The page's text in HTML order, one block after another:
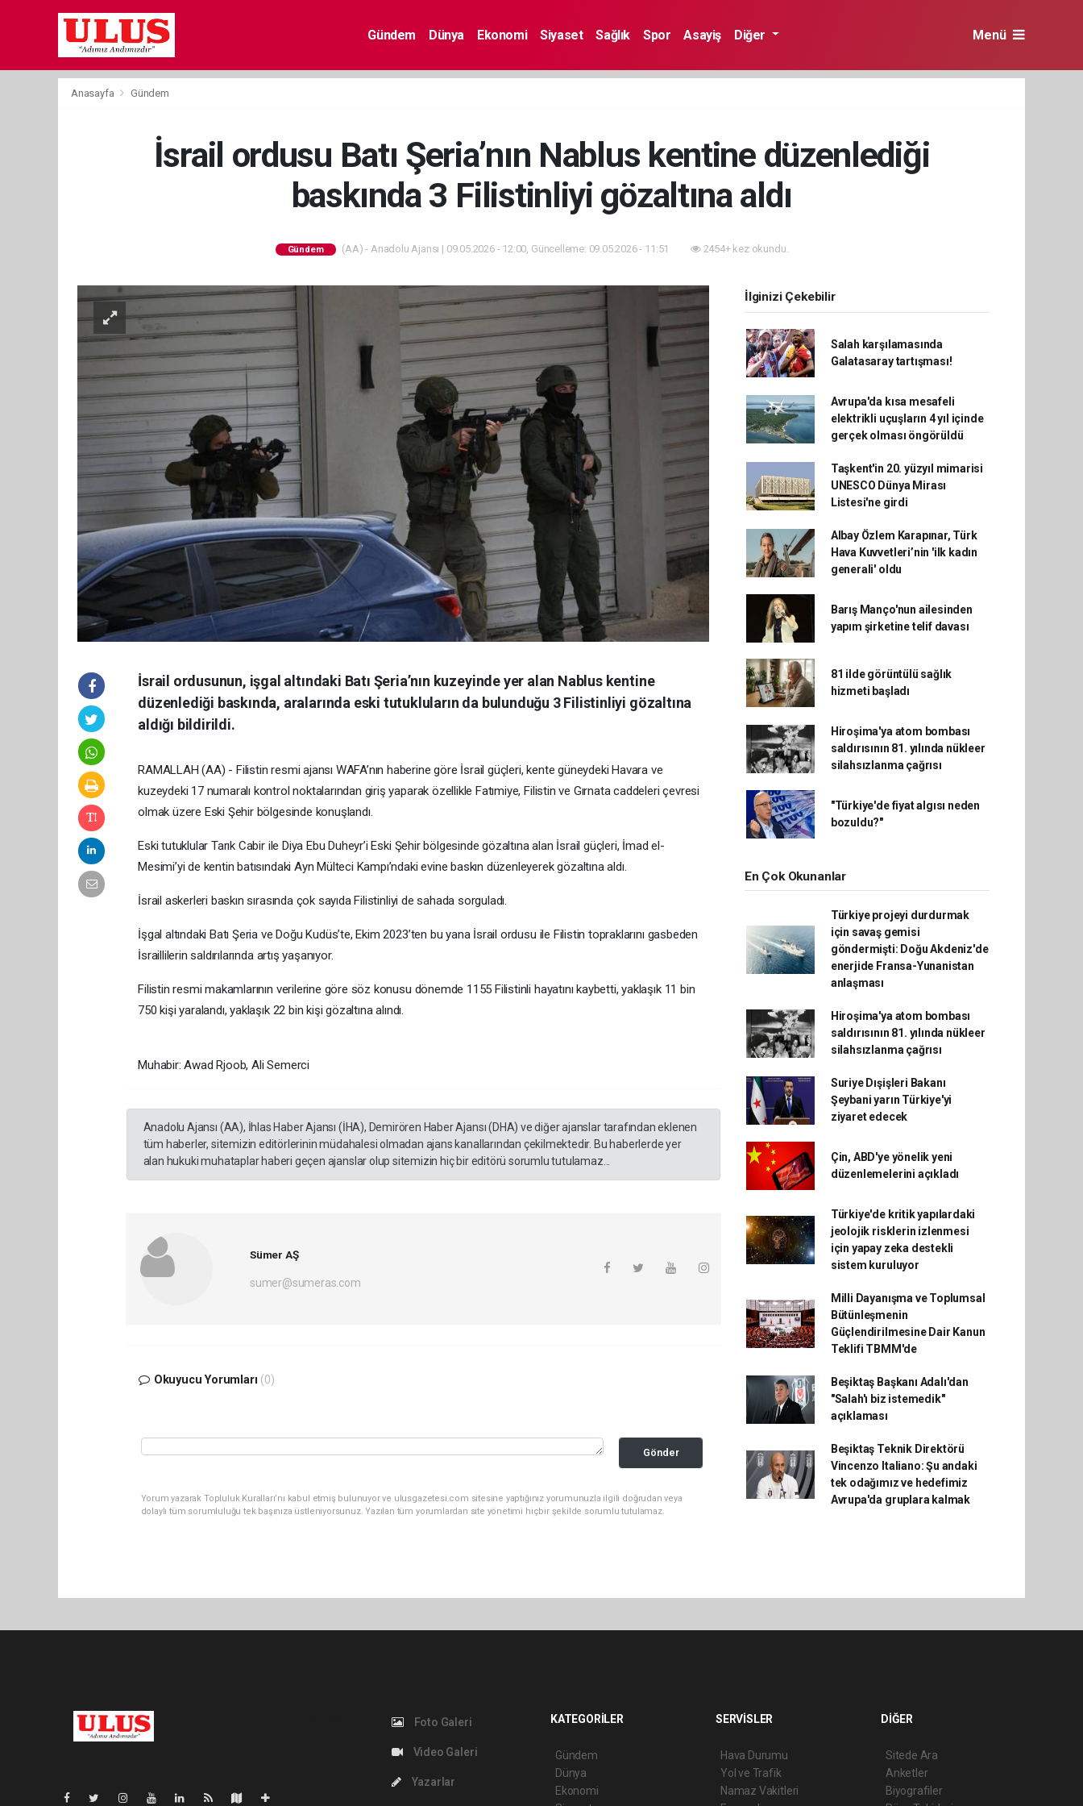
Gündem Dünya Ekonomi Siyaset Sağlık Spor Asayiş Diğer Menü
Anasayfa Gündem
İsrail ordusu Batı Şeria’nın Nablus kentine düzenlediği
baskında 3 Filistinliyi gözaltına aldı
Gündem (AA) - Anadolu Ajansı | 09.05.2026 - 12:00, Güncelleme: 09.05.2026 - 11:51 2454+ kez okundu.
İsrail ordusunun, işgal altındaki Batı Şeria’nın kuzeyinde yer alan Nablus kentine
düzenlediği baskında, aralarında eski tutukluların da bulunduğu 3 Filistinliyi gözaltına
aldığı bildirildi.
RAMALLAH (AA) - Filistin resmi ajansı WAFA’nın haberine göre İsrail güçleri, kente güneydeki Havara ve
kuzeydeki 17 numaralı kontrol noktalarından giriş yaparak özellikle Fatımiye, Filistin ve Gırnata caddeleri çevresi
olmak üzere Eski Şehir bölgesinde konuşlandı.
Eski tutuklular Tarık Cabir ile Diya Ebu Duheyr’i Eski Şehir bölgesinde gözaltına alan İsrail güçleri, İmad el-
Mesimi’yi de kentin batısındaki Ayn Mülteci Kampı’ndaki evine baskın düzenleyerek gözaltına aldı.
İsrail askerleri baskın sırasında çok sayıda Filistinliyi de sahada sorguladı.
İşgal altındaki Batı Şeria ve Doğu Kudüs’te, Ekim 2023’ten bu yana İsrail ordusu ile Filistin topraklarını gasbeden
İsraillilerin saldırılarında artış yaşanıyor.
Filistin resmi makamlarının verilerine göre söz konusu dönemde 1155 Filistinli hayatını kaybetti, yaklaşık 11 bin
750 kişi yaralandı, yaklaşık 22 bin kişi gözaltına alındı.
Muhabir: Awad Rjoob, Ali Semerci
Anadolu Ajansı (AA), İhlas Haber Ajansı (İHA), Demirören Haber Ajansı (DHA) ve diğer ajanslar tarafından eklenen
tüm haberler, sitemizin editörlerinin müdahalesi olmadan ajans kanallarından çekilmektedir. Bu haberlerde yer
alan hukuki muhataplar haberi geçen ajanslar olup sitemizin hiç bir editörü sorumlu tutulamaz...
Sümer AŞ
sumer@sumeras.com
Okuyucu Yorumları (0)
Gönder
Yorum yazarak Topluluk Kuralları’nı kabul etmiş bulunuyor ve ulusgazetesi.com sitesine yaptığınız yorumunuzla ilgili doğrudan veya
dolaylı tüm sorumluluğu tek başınıza üstleniyorsunuz. Yazılan tüm yorumlardan site yönetimi hiçbir şekilde sorumlu tutulamaz.
İlginizi Çekebilir
Salah karşılamasında
Galatasaray tartışması!
Avrupa'da kısa mesafeli
elektrikli uçuşların 4 yıl içinde
gerçek olması öngörüldü
Taşkent'in 20. yüzyıl mimarisi
UNESCO Dünya Mirası
Listesi'ne girdi
Albay Özlem Karapınar, Türk
Hava Kuvvetleri’nin 'ilk kadın
generali' oldu
Barış Manço'nun ailesinden
yapım şirketine telif davası
81 ilde görüntülü sağlık
hizmeti başladı
Hiroşima'ya atom bombası
saldırısının 81. yılında nükleer
silahsızlanma çağrısı
"Türkiye'de fiyat algısı neden
bozuldu?"
En Çok Okunanlar
Türkiye projeyi durdurmak
için savaş gemisi
göndermişti: Doğu Akdeniz'de
enerjide Fransa-Yunanistan
anlaşması
Hiroşima'ya atom bombası
saldırısının 81. yılında nükleer
silahsızlanma çağrısı
Suriye Dışişleri Bakanı
Şeybani yarın Türkiye'yi
ziyaret edecek
Çin, ABD'ye yönelik yeni
düzenlemelerini açıkladı
Türkiye'de kritik yapılardaki
jeolojik risklerin izlenmesi
için yapay zeka destekli
sistem kuruluyor
Milli Dayanışma ve Toplumsal
Bütünleşmenin
Güçlendirilmesine Dair Kanun
Teklifi TBMM'de
Beşiktaş Başkanı Adalı'dan
"Salah'ı biz istemedik"
açıklaması
Beşiktaş Teknik Direktörü
Vincenzo Italiano: Şu andaki
tek odağımız ve hedefimiz
Avrupa'da gruplara kalmak
Foto Galeri
Video Galeri
Yazarlar
KATEGORİLER
Gündem
Dünya
Ekonomi
SERVİSLER
Hava Durumu
Yol ve Trafik
Namaz Vakitleri
DİĞER
Sitede Ara
Anketler
Biyografiler